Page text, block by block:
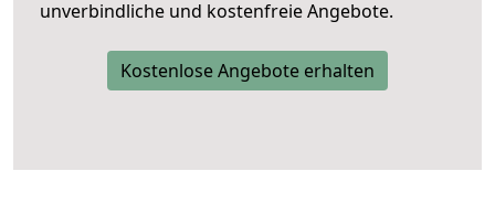
unverbindliche und kostenfreie Angebote.
Kostenlose Angebote erhalten